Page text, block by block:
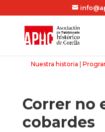
Nuestra historia |
Correr no
cobardes